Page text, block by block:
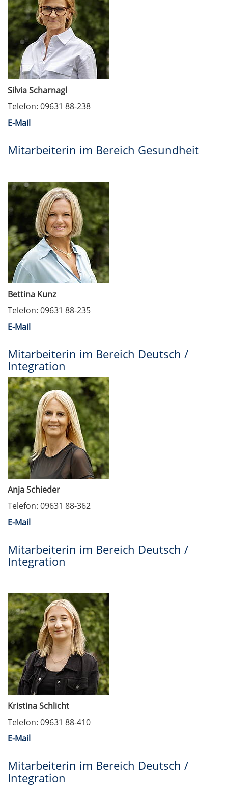
Silvia Scharnagl
Telefon: 09631 88-238
E-Mail
Mitarbeiterin im Bereich Gesundheit
Bettina Kunz
Telefon: 09631 88-235
E-Mail
Mitarbeiterin im Bereich Deutsch /
Integration
Anja Schieder
Telefon: 09631 88-362
E-Mail
Mitarbeiterin im Bereich Deutsch /
Integration
Kristina Schlicht
Telefon: 09631 88-410
E-Mail
Mitarbeiterin im Bereich Deutsch /
Integration